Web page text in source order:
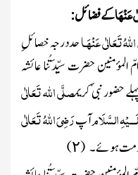
عَنْہَاکے فضائل:
تَعَالٰی عَنْہَـاحد درجہ خصائلِ
المؤمنین حضرت سیِّدَتُنا عائشہ
حضور نبی ٔ کریمصلَّی اللہ تَعَالٰی
السَّلَامآپرَضِیَ اللہُ تَعَالٰی
خدمت ہوئے۔(۲)